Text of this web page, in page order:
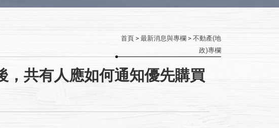
首頁> 最新消息與專欄 > 不動產(地
政)專欄
，共有人應如何通知優先購買